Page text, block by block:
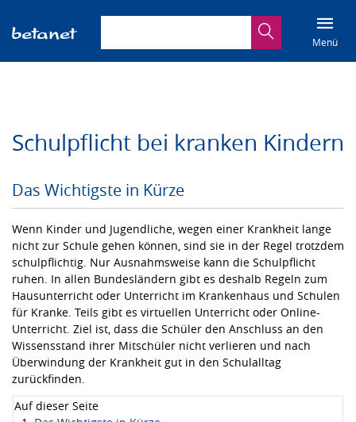
SucheMenü
Schulpflicht bei kranken Kindern
Das Wichtigste in Kürze
Wenn Kinder und Jugendliche, wegen einer Krankheit lange
nicht zur Schule gehen können, sind sie in der Regel trotzdem
schulpflichtig. Nur Ausnahmsweise kann die Schulpflicht
ruhen. In allen Bundesländern gibt es deshalb Regeln zum
Hausunterricht oder Unterricht im Krankenhaus und Schulen
für Kranke. Teils gibt es virtuellen Unterricht oder Online-
Unterricht. Ziel ist, dass die Schüler den Anschluss an den
Wissensstand ihrer Mitschüler nicht verlieren und nach
Überwindung der Krankheit gut in den Schulalltag
zurückfinden.
Auf dieser Seite